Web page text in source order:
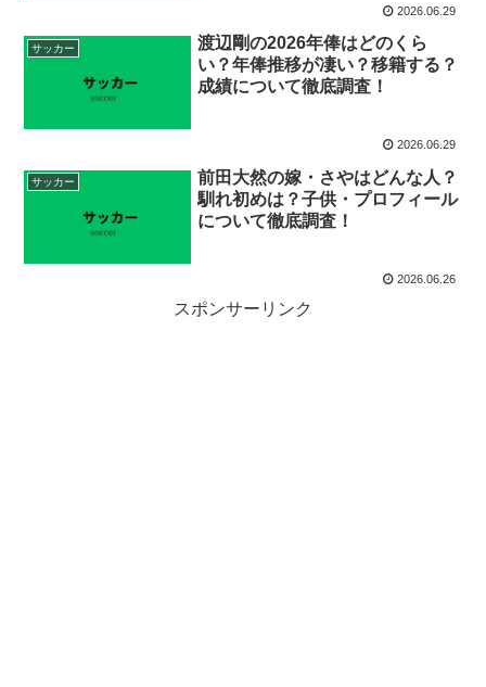
2026.06.29
サッカー
渡辺剛の2026年俸はどのくら
い？年俸推移が凄い？移籍する？
成績について徹底調査！
2026.06.29
サッカー
前田大然の嫁・さやはどんな人？
馴れ初めは？子供・プロフィール
について徹底調査！
2026.06.26
スポンサーリンク